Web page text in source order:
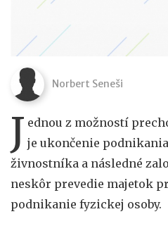
Norbert Seneši
J ednou z možností
je ukončenie
živnostníka a následné
neskôr prevedie majetok
podnikanie fyzickej osoby.